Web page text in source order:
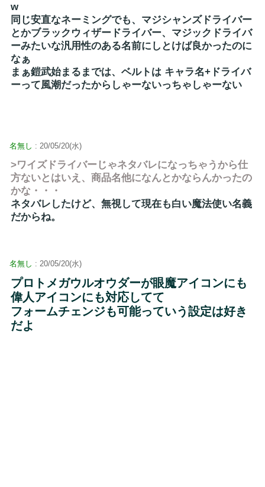
w
同じ安直なネーミングでも、マジシャンズドライバー
とかブラックウィザードライバー、マジックドライバ
ーみたいな汎用性のある名前にしとけば良かったのに
なぁ
まぁ鎧武始まるまでは、ベルトは キャラ名+ドライバ
ーって風潮だったからしゃーないっちゃしゃーない
名無し : 20/05/20(水)
>ワイズドライバーじゃネタバレになっちゃうから仕
方ないとはいえ、商品名他になんとかならんかったの
かな・・・
ネタバレしたけど、無視して現在も白い魔法使い名義
だからね。
名無し : 20/05/20(水)
プロトメガウルオウダーが眼魔アイコンにも
偉人アイコンにも対応してて
フォームチェンジも可能っていう設定は好き
だよ